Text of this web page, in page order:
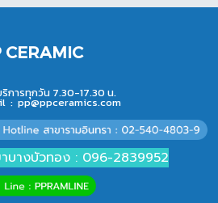
CERAMIC
การทุกวัน 7.30-17.30 น.
: pp@ppceramics.com
บางบัวทอง : 096-2839952